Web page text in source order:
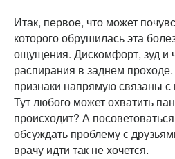
Итак, первое, что может
которого обрушилась эта
ощущения. Дискомфорт, зуд и
распирания в заднем
признаки напрямую связаны
Тут любого может охватить
происходит? А
обсуждать проблему с
врачу идти так не хочется.